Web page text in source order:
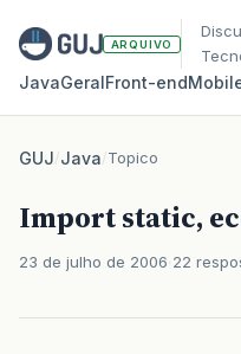
ARQUIVO
JavaGeralFront‑end
GUJ/Java/Topico
Import static,
23 de julho de 2006 22